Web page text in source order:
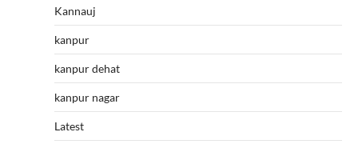
Kannauj
kanpur
kanpur dehat
kanpur nagar
Latest